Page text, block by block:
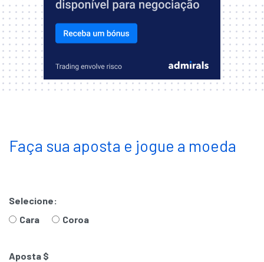
Faça sua aposta e jogue a moeda
Selecione:
Cara
Coroa
Aposta $